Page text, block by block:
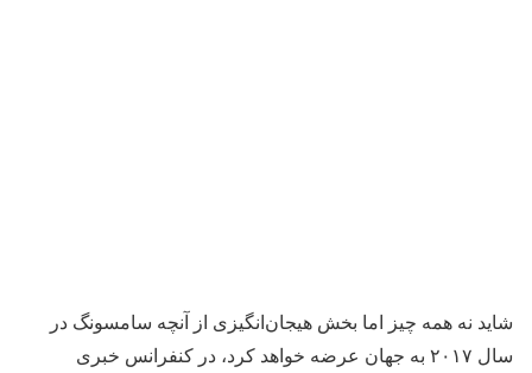
شاید نه همه چیز اما بخش هیجان‌انگیزی از آنچه سامسونگ در
سال ۲۰۱۷ به جهان عرضه خواهد کرد، در کنفرانس خبری